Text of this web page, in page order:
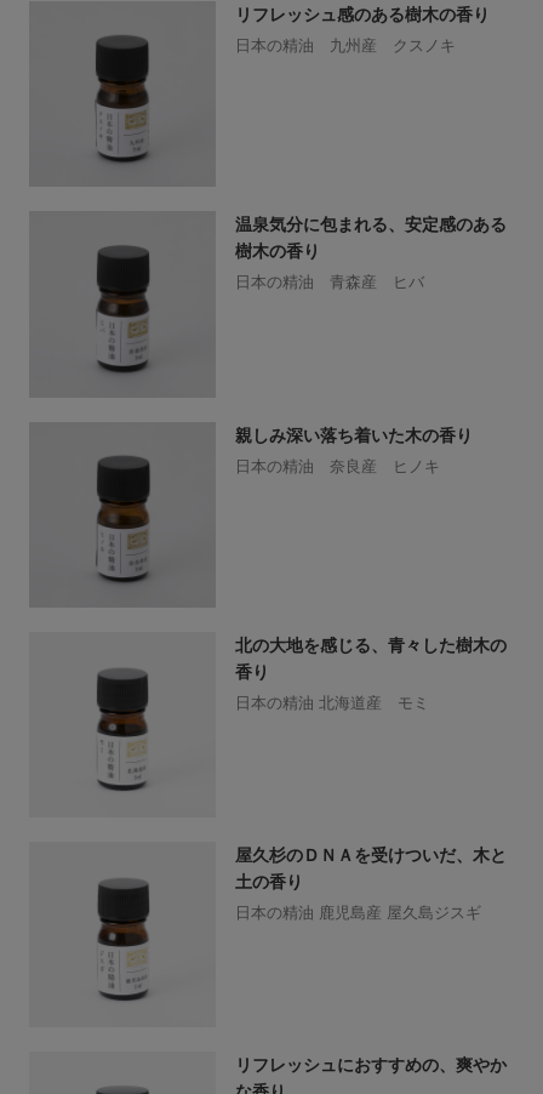
リフレッシュ感のある樹木の香り
日本の精油 九州産 クスノキ
温泉気分に包まれる、安定感のある
樹木の香り
日本の精油 青森産 ヒバ
親しみ深い落ち着いた木の香り
日本の精油 奈良産 ヒノキ
北の大地を感じる、青々した樹木の
香り
日本の精油 北海道産 モミ
屋久杉のＤＮＡを受けついだ、木と
土の香り
日本の精油 鹿児島産 屋久島ジスギ
リフレッシュにおすすめの、爽やか